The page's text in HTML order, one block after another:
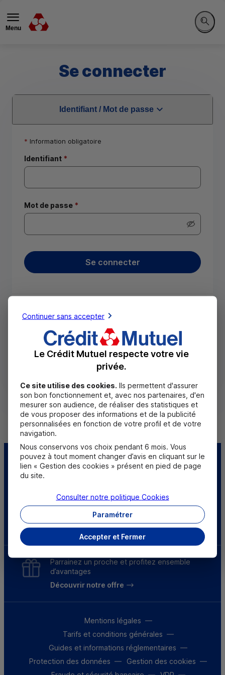
Menu
Se connecter
Identifiant / Mot de passe
* Information obligatoire
Identifiant *
Mot de passe *
Afficher le
Se connecter
Infos sécurité
Nos conseils pour sécuriser vos
opérations et données.
Centre d'aide Trouver une caisse
malentendants
Télécharger l'application
Parrainez un proche et profitez ensemble
d’avantages
Découvrir notre offre
Mentions légales
Tarifs et conditions générales
Guides et informations réglementaires
Protection des données
Gestion des cookies
Continuer sans accepter
Le Crédit Mutuel respecte votre vie
privée.
Ce site utilise des cookies. Ils permettent d'assurer
son bon fonctionnement et, avec nos partenaires, d'en
mesurer son audience, de réaliser des statistiques et
de vous proposer des informations et de la publicité
personnalisées en fonction de votre profil et de votre
navigation.
Nous conservons vos choix pendant 6 mois. Vous
pouvez à tout moment changer d’avis en cliquant sur le
lien « Gestion des cookies » présent en pied de page
du site.
Accepter et Fermer
Paramétrer
Consulter notre politique Cookies